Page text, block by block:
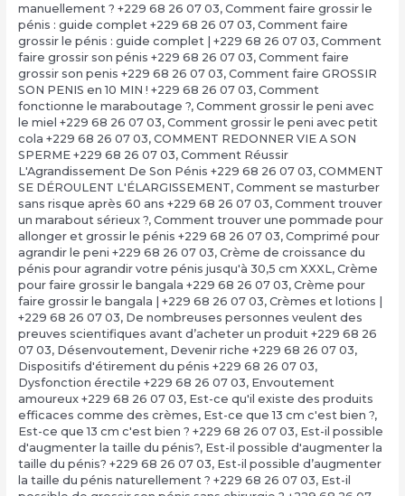
manuellement ? +229 68 26 07 03, Comment faire grossir le
pénis : guide complet +229 68 26 07 03, Comment faire
grossir le pénis : guide complet | +229 68 26 07 03, Comment
faire grossir son pénis +229 68 26 07 03, Comment faire
grossir son penis +229 68 26 07 03, Comment faire GROSSIR
SON PENIS en 10 MIN ! +229 68 26 07 03, Comment
fonctionne le maraboutage ?, Comment grossir le peni avec
le miel +229 68 26 07 03, Comment grossir le peni avec petit
cola +229 68 26 07 03, COMMENT REDONNER VIE A SON
SPERME +229 68 26 07 03, Comment Réussir
L'Agrandissement De Son Pénis +229 68 26 07 03, COMMENT
SE DÉROULENT L'ÉLARGISSEMENT, Comment se masturber
sans risque après 60 ans +229 68 26 07 03, Comment trouver
un marabout sérieux ?, Comment trouver une pommade pour
allonger et grossir le pénis +229 68 26 07 03, Comprimé pour
agrandir le peni +229 68 26 07 03, Crème de croissance du
pénis pour agrandir votre pénis jusqu'à 30,5 cm XXXL, Crème
pour faire grossir le bangala +229 68 26 07 03, Crème pour
faire grossir le bangala | +229 68 26 07 03, Crèmes et lotions |
+229 68 26 07 03, De nombreuses personnes veulent des
preuves scientifiques avant d’acheter un produit +229 68 26
07 03, Désenvoutement, Devenir riche +229 68 26 07 03,
Dispositifs d'étirement du pénis +229 68 26 07 03,
Dysfonction érectile +229 68 26 07 03, Envoutement
amoureux +229 68 26 07 03, Est-ce qu'il existe des produits
efficaces comme des crèmes, Est-ce que 13 cm c'est bien ?,
Est-ce que 13 cm c'est bien ? +229 68 26 07 03, Est-il possible
d'augmenter la taille du pénis?, Est-il possible d'augmenter la
taille du pénis? +229 68 26 07 03, Est-il possible d’augmenter
la taille du pénis naturellement ? +229 68 26 07 03, Est-il